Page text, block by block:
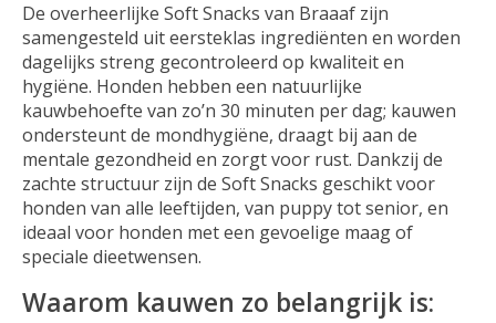
De overheerlijke Soft Snacks van Braaaf zijn
samengesteld uit eersteklas ingrediënten en worden
dagelijks streng gecontroleerd op kwaliteit en
hygiëne. Honden hebben een natuurlijke
kauwbehoefte van zo’n 30 minuten per dag; kauwen
ondersteunt de mondhygiëne, draagt bij aan de
mentale gezondheid en zorgt voor rust. Dankzij de
zachte structuur zijn de Soft Snacks geschikt voor
honden van alle leeftijden, van puppy tot senior, en
ideaal voor honden met een gevoelige maag of
speciale dieetwensen.
Waarom kauwen zo belangrijk is: